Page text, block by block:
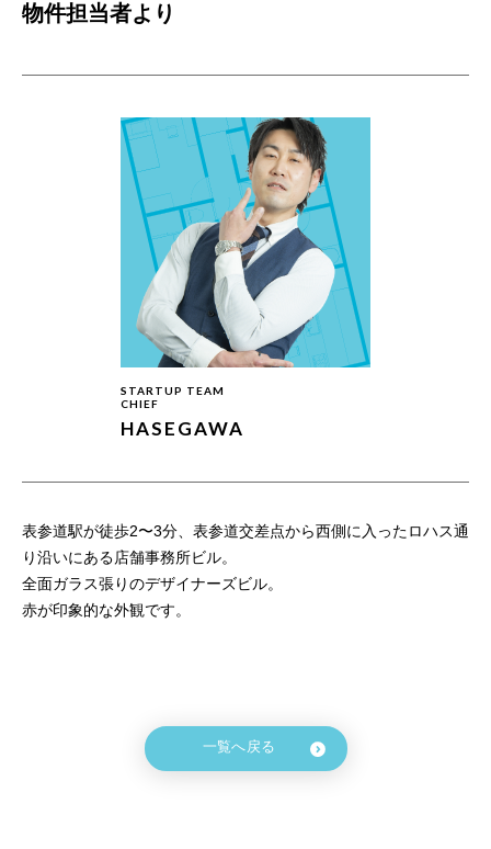
物件担当者より
STARTUP TEAM
CHIEF
HASEGAWA
表参道駅が徒歩2〜3分、表参道交差点から西側に入ったロハス通
り沿いにある店舗事務所ビル。
全面ガラス張りのデザイナーズビル。
赤が印象的な外観です。
一覧へ戻る